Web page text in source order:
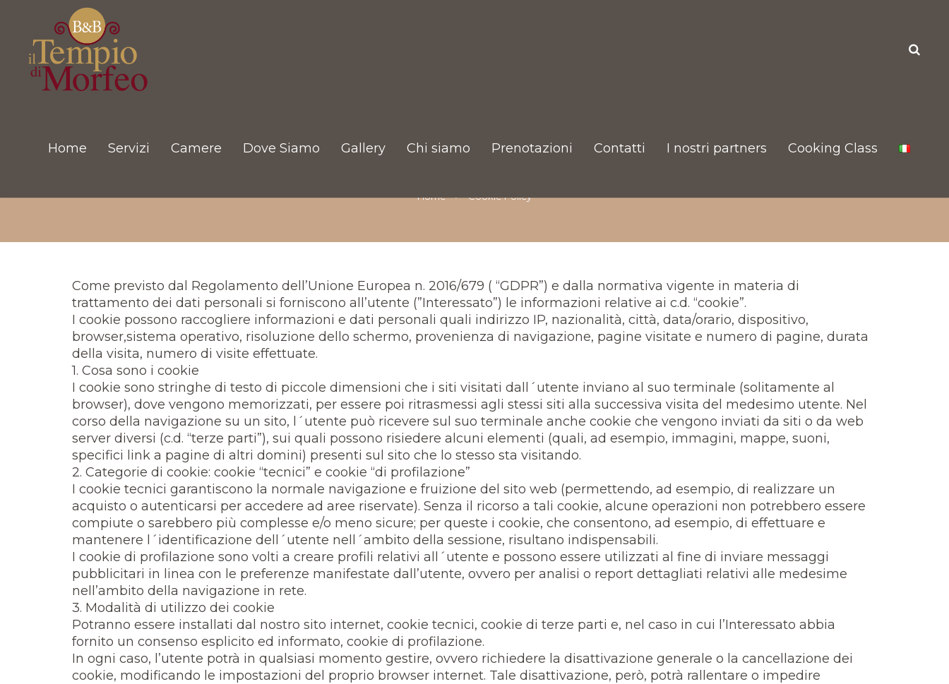
Home Servizi Camere Dove Siamo Gallery Chi siamo Prenotazioni Contatti I nostri partners Cooking Class
Cookie Policy
Home Cookie Policy
Come previsto dal Regolamento dell’Unione Europea n. 2016/679 ( “GDPR”) e dalla normativa vigente in materia di
trattamento dei dati personali si forniscono all’utente (”Interessato”) le informazioni relative ai c.d. “cookie”.
I cookie possono raccogliere informazioni e dati personali quali indirizzo IP, nazionalità, città, data/orario, dispositivo,
browser,sistema operativo, risoluzione dello schermo, provenienza di navigazione, pagine visitate e numero di pagine, durata
della visita, numero di visite effettuate.
1. Cosa sono i cookie
I cookie sono stringhe di testo di piccole dimensioni che i siti visitati dall´utente inviano al suo terminale (solitamente al
browser), dove vengono memorizzati, per essere poi ritrasmessi agli stessi siti alla successiva visita del medesimo utente. Nel
corso della navigazione su un sito, l´utente può ricevere sul suo terminale anche cookie che vengono inviati da siti o da web
server diversi (c.d. “terze parti”), sui quali possono risiedere alcuni elementi (quali, ad esempio, immagini, mappe, suoni,
specifici link a pagine di altri domini) presenti sul sito che lo stesso sta visitando.
2. Categorie di cookie: cookie “tecnici” e cookie “di profilazione”
I cookie tecnici garantiscono la normale navigazione e fruizione del sito web (permettendo, ad esempio, di realizzare un
acquisto o autenticarsi per accedere ad aree riservate). Senza il ricorso a tali cookie, alcune operazioni non potrebbero essere
compiute o sarebbero più complesse e/o meno sicure; per queste i cookie, che consentono, ad esempio, di effettuare e
mantenere l´identificazione dell´utente nell´ambito della sessione, risultano indispensabili.
I cookie di profilazione sono volti a creare profili relativi all´utente e possono essere utilizzati al fine di inviare messaggi
pubblicitari in linea con le preferenze manifestate dall’utente, ovvero per analisi o report dettagliati relativi alle medesime
nell’ambito della navigazione in rete.
3. Modalità di utilizzo dei cookie
Potranno essere installati dal nostro sito internet, cookie tecnici, cookie di terze parti e, nel caso in cui l’Interessato abbia
fornito un consenso esplicito ed informato, cookie di profilazione.
In ogni caso, l’utente potrà in qualsiasi momento gestire, ovvero richiedere la disattivazione generale o la cancellazione dei
cookie, modificando le impostazioni del proprio browser internet. Tale disattivazione, però, potrà rallentare o impedire